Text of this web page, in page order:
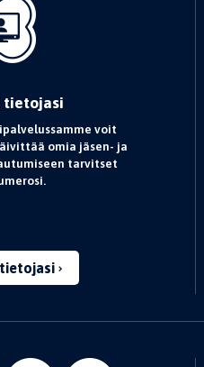
tietojasi
voit
omia jäsen- ja
tarvitset